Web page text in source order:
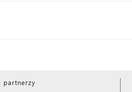
partnerzy